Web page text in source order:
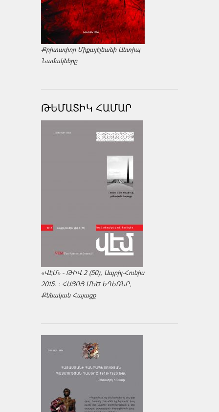
Քրիտափոր Միքայէլեանի Անտիպ
Նամակները
ԹԵՄԱՏԻԿ ՀԱՄԱՐ
«ՎԷՄ» - ԹԻՎ 2 (50), Ապրիլ-Հունիս
2015. : ՀԱՅՈՑ ՄԵԾ ԵՂԵՌՆԸ,
Քննական Հայացք